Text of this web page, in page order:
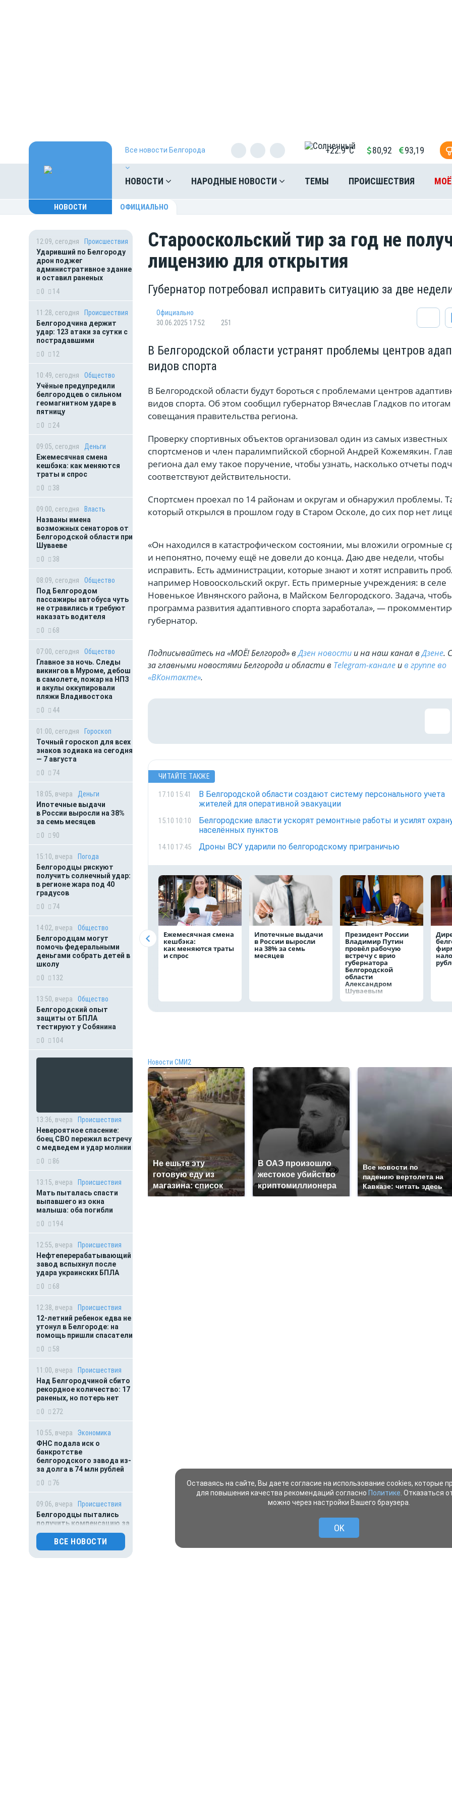
Все новости Белгорода +22.9°C 80,92 93,19
НОВОСТИ НАРОДНЫЕ НОВОСТИ ТЕМЫ ПРОИСШЕСТВИЯ
НОВОСТИ ОФИЦИАЛЬНО
12:09, сегодня
Происшествия
Ударивший по Белгороду
дрон поджег
административное здание
и оставил раненых
0
14
11:28, сегодня
Происшествия
Белгородчина держит
удар: 123 атаки за сутки с
пострадавшими
0
12
10:49, сегодня
Общество
Учёные предупредили
белгородцев о сильном
геомагнитном ударе в
пятницу
0
24
09:05, сегодня
Деньги
Ежемесячная смена
кешбэка: как меняются
траты и спрос
0
38
09:00, сегодня
Власть
Названы имена
возможных сенаторов от
Белгородской области при
Шуваеве
0
38
08:09, сегодня
Общество
Под Белгородом
пассажиры автобуса чуть
не отравились и требуют
наказать водителя
0
68
07:00, сегодня
Общество
Главное за ночь. Следы
викингов в Муроме, дебош
в самолете, пожар на НПЗ
и акулы оккупировали
пляжи Владивостока
0
44
01:00, сегодня
Гороскоп
Точный гороскоп для всех
знаков зодиака на сегодня
— 7 августа
0
74
18:05, вчера
Деньги
Ипотечные выдачи
в России выросли на 38%
за семь месяцев
0
90
15:10, вчера
Погода
Белгородцы рискуют
получить солнечный удар:
в регионе жара под 40
градусов
0
74
14:02, вчера
Общество
Белгородцам могут
помочь федеральными
деньгами собрать детей в
школу
0
132
13:50, вчера
Общество
Белгородский опыт
защиты от БПЛА
тестируют у Собянина
0
104
13:36, вчера
Происшествия
Невероятное спасение:
боец СВО пережил встречу
с медведем и удар молнии
0
86
13:15, вчера
Происшествия
Мать пыталась спасти
выпавшего из окна
малыша: оба погибли
0
194
12:55, вчера
Происшествия
Нефтеперерабатывающий
завод вспыхнул после
удара украинских БПЛА
0
68
12:38, вчера
Происшествия
12-летний ребенок едва не
утонул в Белгороде: на
помощь пришли спасатели
0
58
11:00, вчера
Происшествия
Над Белгородчиной сбито
рекордное количество: 17
раненых, но потерь нет
0
272
10:55, вчера
Экономика
ФНС подала иск о
банкротстве
белгородского завода из-
за долга в 74 млн рублей
0
76
09:06, вчера
Происшествия
Белгородцы пытались
получить компенсацию за
фиктивные дроновые
повреждения авто
ВСЕ НОВОСТИ
Старооскольский тир за год не
лицензию для открытия
Губернатор потребовал исправить ситуацию за две
Официально
30.06.2025 17:52
251
В Белгородской области устранят проблемы центров
видов спорта
В Белгородской области будут бороться с проблемами центров
видов спорта. Об этом сообщил губернатор Вячеслав Гладков по итогам
совещания правительства региона.
Проверку спортивных объектов организовал один из самых известных
спортсменов и член паралимпийской сборной Андрей Кожемякин.
региона дал ему такое поручение, чтобы узнать, насколько отчеты
соответствуют действительности.
Спортсмен проехал по 14 районам и округам и обнаружил проблемы.
который открылся в прошлом году в Старом Осколе, до сих пор нет
«Он находился в катастрофическом состоянии, мы вложили огромные
и непонятно, почему ещё не довели до конца. Даю две недели, чтобы
исправить. Есть администрации, которые знают и хотят исправить
например Новооскольский округ. Есть примерные учреждения: в селе
Новенькое Ивнянского района, в Майском Белгородского. Задача,
программа развития адаптивного спорта заработала», —
губернатор.
Подписывайтесь на «МОЁ! Белгород» вДзен новости и на наш канал вДзене.
за главными новостями Белгорода и области в Telegram-канале ив группе во
«ВКонтакте».
ЧИТАЙТЕ ТАКЖЕ
17.10 15:41
В Белгородской области создают систему персонального учета
жителей для оперативной эвакуации
15.10 10:10
Белгородские власти ускорят ремонтные работы и усилят
населённых пунктов
14.10 17:45 Дроны ВСУ ударили по белгородскому приграничью
Ежемесячная смена
кешбэка:
как меняются траты
и спрос
Ипотечные выдачи
в России выросли
на 38% за семь
месяцев
Президент России
Владимир Путин
провёл рабочую
встречу с врио
губернатора
Белгородской
области
Александром
Шуваевым
Новости СМИ2
Не ешьте эту
готовую еду из
магазина: список
В ОАЭ произошло
жестокое убийство
криптомиллионера
Все новости по
падению вертолета на
Кавказе: читать здесь
Оставаясь на сайте, Вы даете согласие на использование cookies, которые
для повышения качества рекомендаций согласно Политике . Отказаться
можно через настройки Вашего браузера.
OK